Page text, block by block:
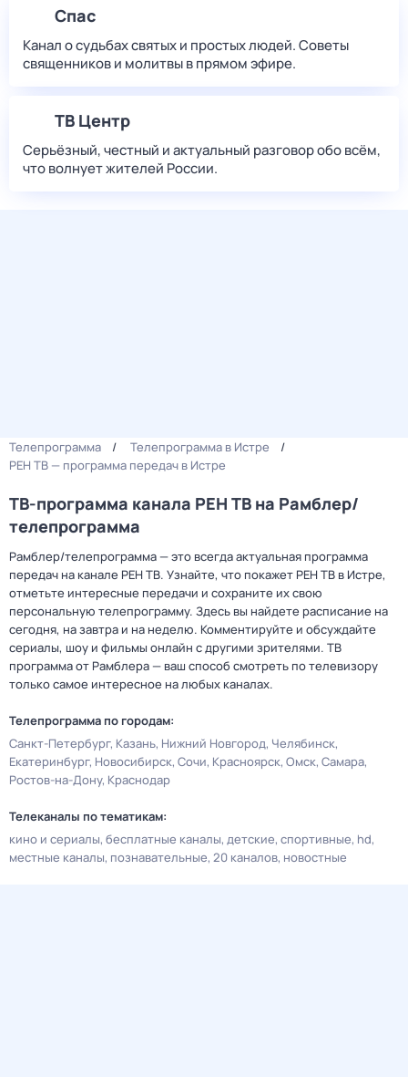
Спас
Канал о судьбах святых и простых людей. Советы
священников и молитвы в прямом эфире.
ТВ Центр
Серьёзный, честный и актуальный разговор обо всём,
что волнует жителей России.
Телепрограмма
Телепрограмма в Истре
РЕН ТВ — программа передач в Истре
ТВ-программа канала РЕН ТВ на Рамблер/
телепрограмма
Рамблер/телепрограмма — это всегда актуальная программа
передач на канале РЕН ТВ. Узнайте, что покажет РЕН ТВ в Истре,
отметьте интересные передачи и сохраните их свою
персональную телепрограмму. Здесь вы найдете расписание на
сегодня, на завтра и на неделю. Комментируйте и обсуждайте
сериалы, шоу и фильмы онлайн с другими зрителями. ТВ
программа от Рамблера — ваш способ смотреть по телевизору
только самое интересное на любых каналах.
Телепрограмма по городам:
Санкт-Петербург Казань Нижний Новгород Челябинск
Екатеринбург Новосибирск Сочи Красноярск Омск Самара
Ростов-на-Дону Краснодар
Телеканалы по тематикам:
кино и сериалы бесплатные каналы детские спортивные hd
местные каналы познавательные 20 каналов новостные